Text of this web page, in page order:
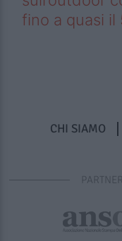
fino a quasi il
CHI SIAMO